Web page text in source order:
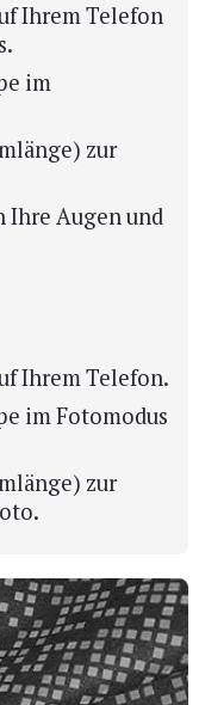
Ihrem Telefon
im
zur
Ihre Augen und
Ihrem Telefon.
im Fotomodus
zur